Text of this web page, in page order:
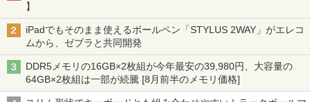
】
iPadでもそのまま使えるボールペン「STYLUS 2WAY」がエレコ
ムから、ゼブラと共同開発
DDR5メモリの16GB×2枚組が今年最安の39,980円、大容量の
64GB×2枚組は一部が続騰 [8月前半のメモリ価格]